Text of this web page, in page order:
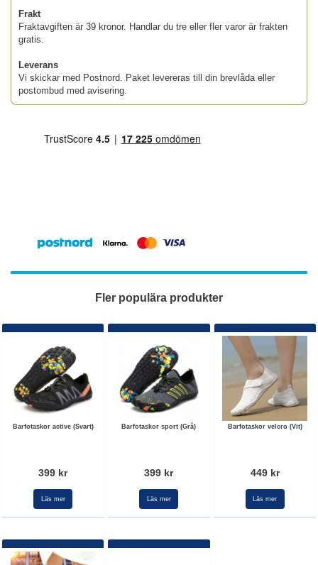
Frakt
Fraktavgiften är 39 kronor. Handlar du tre eller fler varor är frakten
gratis.
Leverans
Vi skickar med Postnord. Paket levereras till din brevlåda eller
postombud med avisering.
Fler populära produkter
Barfotaskor active (Svart)
399 kr
Läs mer
Barfotaskor sport (Grå)
399 kr
Läs mer
Barfotaskor velcro (Vit)
449 kr
Läs mer